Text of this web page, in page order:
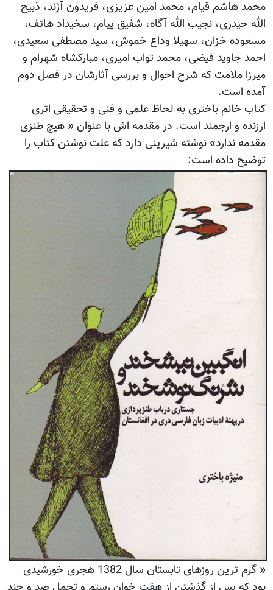
محمد هاشم قیام، محمد امین عزیزی، فریدون آژند، ذبیح
الله حیدری، نجیب الله آگاه، شفیق پیام، سخیداد هاتف،
مسعوده خزان، سهیلا وداع خموش، سید مصطفی سعیدی،
احمد جاوید فیضی، محمد تواب امیری، مبارکشاه شهرام و
میرزا ملامت که شرح احوال و بررسی آثارشان در فصل دوم
آمده است.
کتاب خانم باختری به لحاظ علمی و فنی و تحقیقی اثری
ارزنده و ارجمند است. در مقدمه اش با عنوان « هیچ طنزی
مقدمه ندارد» نوشته شیرینی دارد که علت نوشتن کتاب را
توضیح داده است:
« گرم ترین روزهای تابستان سال 1382 هجری خورشیدی